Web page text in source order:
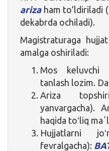
arizaham to’ldiriladi
dekabrda ochiladi).
Magistraturaga
amalga oshiriladi:
Mos keluvchi
tanlash lozim.
Ariza
yanvargacha).
haqida toʻliq
Hujjatlarni
fevralgacha):